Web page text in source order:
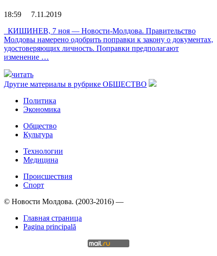
18:59 7.11.2019
КИШИНЕВ, 7 ноя — Новости-Молдова. Правительство
Молдовы намерено одобрить поправки к закону о документах,
удостоверяющих личность. Поправки предполагают
изменение …
читать
Другие материалы в рубрике ОБЩЕСТВО
Политика
Экономика
Общество
Культура
Технологии
Медицина
Происшествия
Спорт
© Новости Молдова. (2003-2016) —
Главная страница
Pagina principală